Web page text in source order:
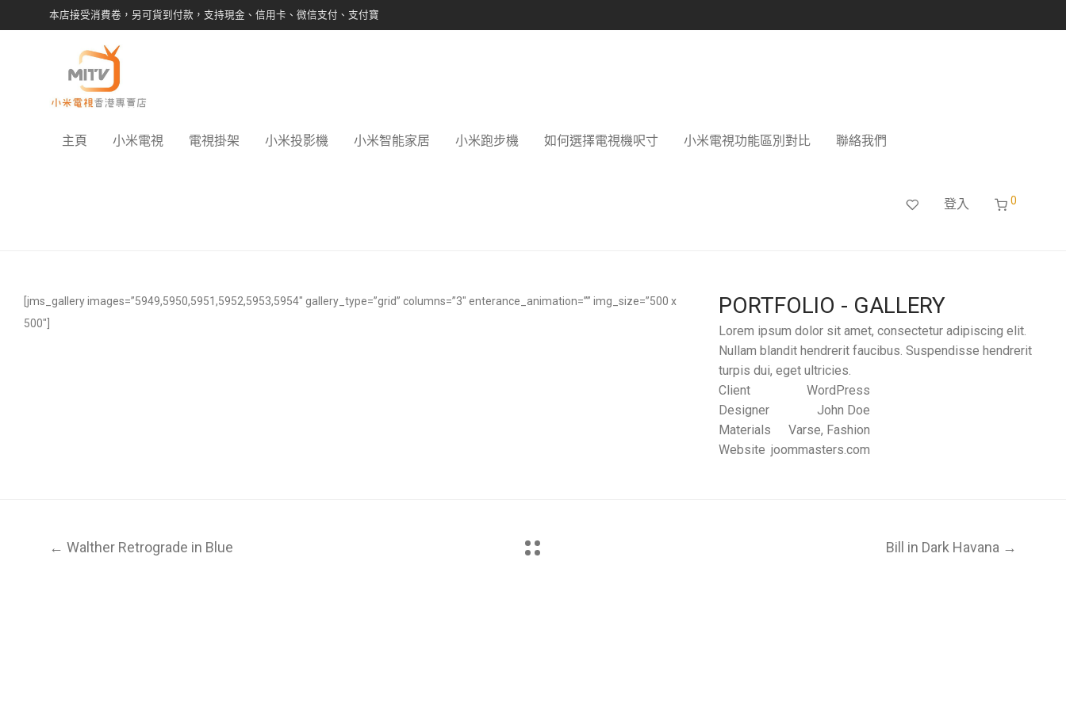
本店接受消費卷，另可貨到付款，支持現金、信用卡、微信支付、支付寶
主頁 小米電視 電視掛架 小米投影機 小米智能家居 小米跑步機 如何選擇電視機呎寸 小米電視功能區別對比 聯絡我們
登入 0
[jms_gallery images=”5949,5950,5951,5952,5953,5954″ gallery_type=”grid” columns=”3″ enterance_animation=”” img_size=”500 x
500″]
PORTFOLIO - GALLERY
Lorem ipsum dolor sit amet, consectetur adipiscing elit.
Nullam blandit hendrerit faucibus. Suspendisse hendrerit
turpis dui, eget ultricies.
Client
WordPress
Designer
John Doe
Materials
Varse, Fashion
Website joommasters.com
← Walther Retrograde in Blue Bill in Dark Havana →